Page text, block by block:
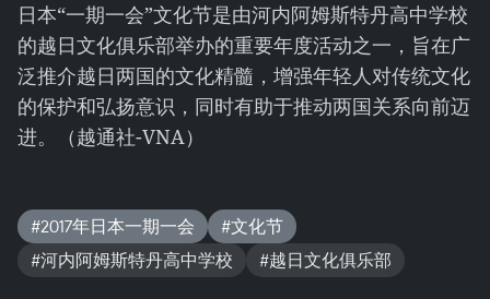
日本“一期一会”文化节是由河内阿姆斯特丹高中学校
的越日文化俱乐部举办的重要年度活动之一，旨在广
泛推介越日两国的文化精髓，增强年轻人对传统文化
的保护和弘扬意识，同时有助于推动两国关系向前迈
进。（越通社-VNA）​
#2017年日本一期一会
#文化节
#河内阿姆斯特丹高中学校
#越日文化俱乐部